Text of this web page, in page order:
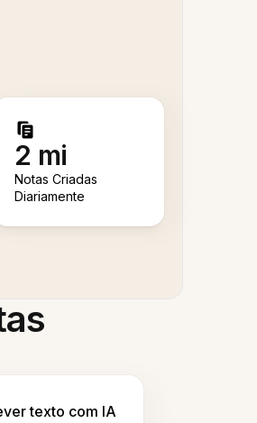
2 mi
Notas Criadas
Diariamente
texto com IA